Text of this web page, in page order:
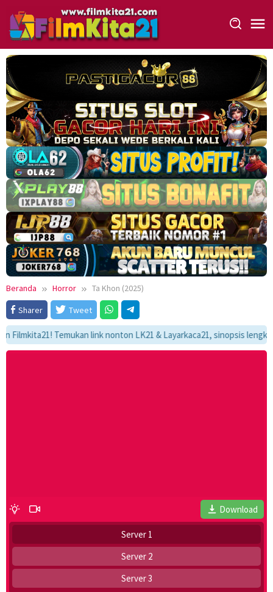
konten
Beranda Horror
Ta Khon (2025)
Sharer
Tweet
Temukan link nonton LK21 & Layarkaca21, sinopsis
Download
Server 1
Server 2
Server 3